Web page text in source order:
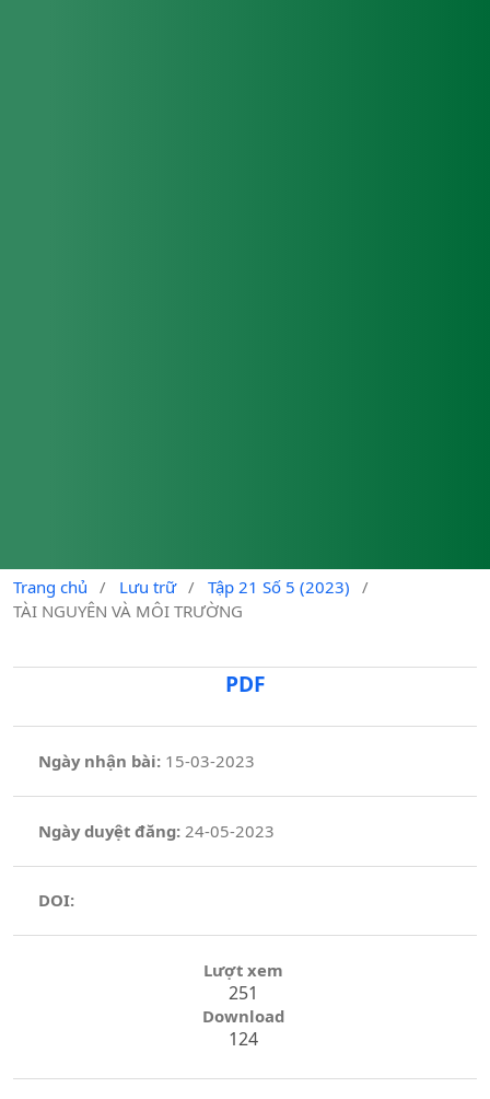
Trang chủ / Lưu trữ / Tập 21 Số 5 (2023)
/
TÀI NGUYÊN VÀ MÔI TRƯỜNG
PDF
Ngày nhận bài: 15-03-2023
Ngày duyệt đăng:24-05-2023
DOI:
Lượt xem
251
Download
124